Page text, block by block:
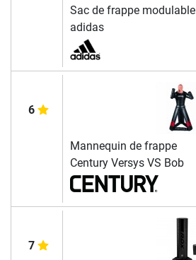
Sac de frappe modulable
adidas
6
Mannequin de frappe
Century Versys VS Bob
7